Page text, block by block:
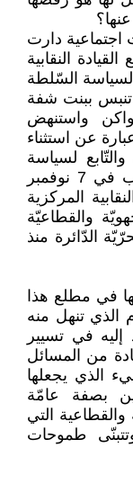
اجتماعية دارت
النقابية
لسياسة السّلطة
تنبس ببنت شفة
واستنهض
عن استثناء
لسياسة
السّلطة عموما وخاصّة منذ قيام الانقلاب في 7 نوفمبر
المركزية
والقطاعيّة
الدّائرة منذ
في مطلع هذا
الذي تنهل منه
إليه في تسيير
من المسائل
الذي يجعلها
بصفة عامّة
التي
طموحات